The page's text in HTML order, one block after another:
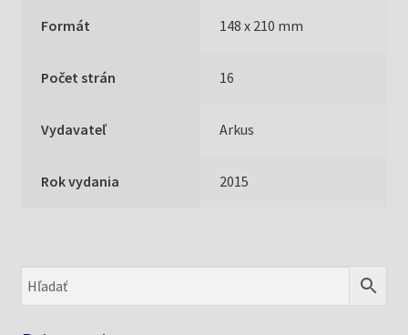
Formát 148 x 210 mm
Počet strán 16
Vydavateľ Arkus
Rok vydania 2015